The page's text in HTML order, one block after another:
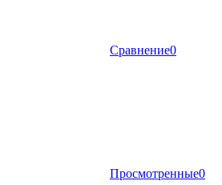
Сравнение0
Просмотренные0